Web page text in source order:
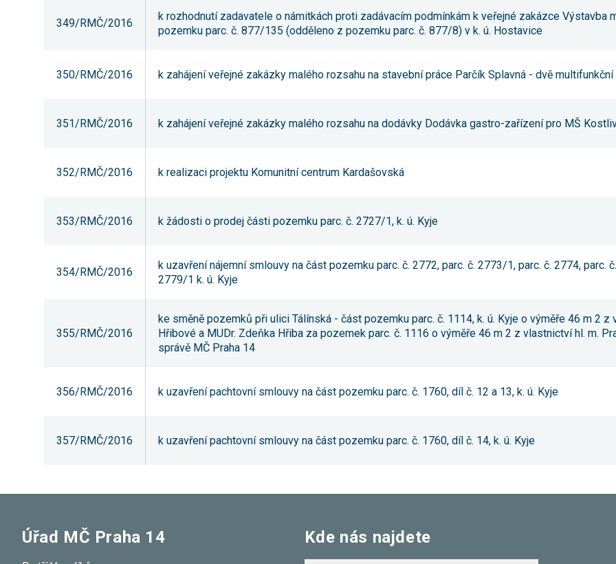
349/RMČ/2016
k rozhodnutí zadavatele o námitkách proti zadávacím podmínkám k veřejné zakázce Výstavba
pozemku parc. č. 877/135 (odděleno z pozemku parc. č. 877/8) v k. ú. Hostavice
350/RMČ/2016 k zahájení veřejné zakázky malého rozsahu na stavební práce Parčík Splavná - dvě multifunkční
351/RMČ/2016 k zahájení veřejné zakázky malého rozsahu na dodávky Dodávka gastro-zařízení pro MŠ
352/RMČ/2016 k realizaci projektu Komunitní centrum Kardašovská
353/RMČ/2016 k žádosti o prodej části pozemku parc. č. 2727/1, k. ú. Kyje
354/RMČ/2016
k uzavření nájemní smlouvy na část pozemku parc. č. 2772, parc. č. 2773/1, parc. č. 2774, parc.
2779/1 k. ú. Kyje
355/RMČ/2016
ke směně pozemků při ulici Tálínská - část pozemku parc. č. 1114, k. ú. Kyje o výměře 46 m 2 z
Hřibové a MUDr. Zdeňka Hřiba za pozemek parc. č. 1116 o výměře 46 m 2 z vlastnictví hl. m.
správě MČ Praha 14
356/RMČ/2016 k uzavření pachtovní smlouvy na část pozemku parc. č. 1760, díl č. 12 a 13, k. ú. Kyje
357/RMČ/2016 k uzavření pachtovní smlouvy na část pozemku parc. č. 1760, díl č. 14, k. ú. Kyje
Úřad MČ Praha 14 Kde nás najdete